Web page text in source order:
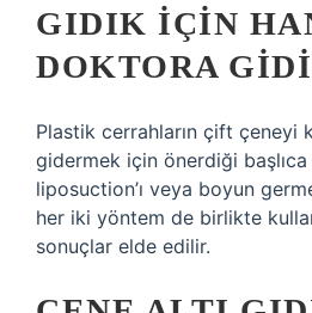
GIDIK IÇIN
DOKTORA
Plastik cerrahların çift çeneyi
gidermek için önerdiği
liposuction’ı veya boyun
her iki yöntem de birlikte
sonuçlar elde edilir.